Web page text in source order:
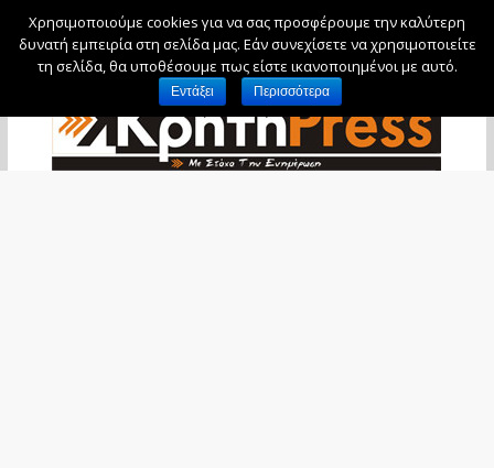
Δευτέρα, 10 Αυγούστου, 2026
Χρησιμοποιούμε cookies για να σας προσφέρουμε την καλύτερη
δυνατή εμπειρία στη σελίδα μας. Εάν συνεχίσετε να χρησιμοποιείτε
τη σελίδα, θα υποθέσουμε πως είστε ικανοποιημένοι με αυτό.
Εντάξει Περισσότερα